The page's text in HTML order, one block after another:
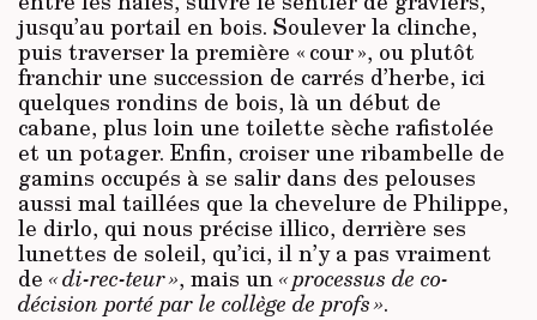
jusqu’au portail en bois. Soulever la clinche,
puis traverser la première « cour », ou plutôt
franchir une succession de carrés d’herbe, ici
quelques rondins de bois, là un début de
cabane, plus loin une toilette sèche rafistolée
et un potager. Enfin, croiser une ribambelle de
gamins occupés à se salir dans des pelouses
aussi mal taillées que la chevelure de Philippe,
le dirlo, qui nous précise illico, derrière ses
lunettes de soleil, qu’ici, il n’y a pas vraiment
de « di-rec-teur », mais un« processus de co-
décision porté par le collège de profs ».